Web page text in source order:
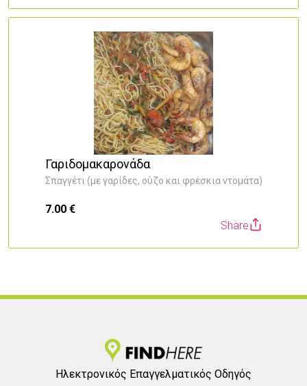
Γαριδομακαρονάδα
Σπαγγέτι (με γαρίδες, ούζο και φρέσκια ντομάτα)
7.00 €
Share
Ηλεκτρονικός Επαγγελματικός Οδηγός